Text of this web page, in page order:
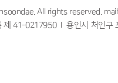
All rights reserved.
제 41-0217950 l 용인시 처인